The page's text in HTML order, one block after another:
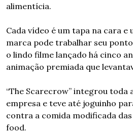
alimentícia.
Cada vídeo é um tapa na cara e
marca pode trabalhar seu
o lindo filme lançado há cinco
animação premiada que
“The Scarecrow” integrou toda
empresa e teve até joguinho
contra a comida modificada
food.